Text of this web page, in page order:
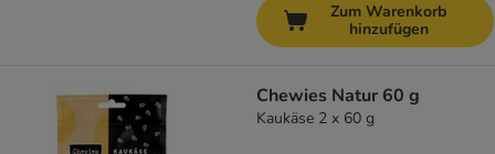
Zum Warenkorb
hinzufügen
Chewies Natur 60 g
Kaukäse 2 x 60 g